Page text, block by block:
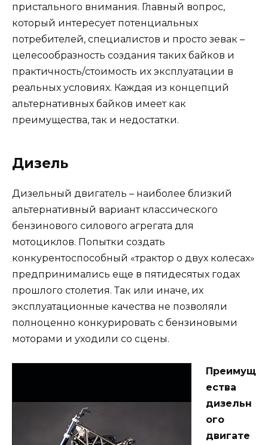
пристального внимания. Главный вопрос,
который интересует потенциальных
потребителей, специалистов и просто зевак –
целесообразность создания таких байков и
практичность/стоимость их эксплуатации в
реальных условиях. Каждая из концепций
альтернативных байков имеет как
преимущества, так и недостатки.
Дизель
Дизельный двигатель – наиболее близкий
альтернативный вариант классического
бензинового силового агрегата для
мотоциклов. Попытки создать
конкурентоспособный «трактор о двух колесах»
предпринимались еще в пятидесятых годах
прошлого столетия. Так или иначе, их
эксплуатационные качества не позволяли
полноценно конкурировать с бензиновыми
моторами и уходили со сцены.
Преимущ
ества
дизельн
ого
двигате